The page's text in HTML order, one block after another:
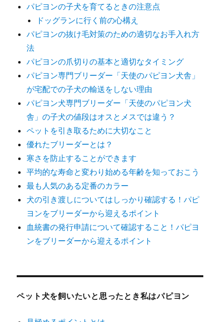
パピヨンの子犬を育てるときの注意点
ドッグランに行く前の心構え
パピヨンの抜け毛対策のための適切なお手入れ方
法
パピヨンの爪切りの基本と適切なタイミング
パピヨン専門ブリーダー「天使のパピヨン犬舎」
が宅配での子犬の輸送をしない理由
パピヨン犬専門ブリーダー「天使のパピヨン犬
舎」の子犬の値段はオスとメスでは違う？
ペットを引き取るために大切なこと
優れたブリーダーとは？
寒さを防止することができます
平均的な寿命と変わり始める年齢を知っておこう
最も人気のある定番のカラー
犬の引き渡しについてはしっかり確認する！パピ
ヨンをブリーダーから迎えるポイント
血統書の発行申請について確認すること！パピヨ
ンをブリーダーから迎えるポイント
ペット犬を飼いたいと思ったとき私はパピヨン